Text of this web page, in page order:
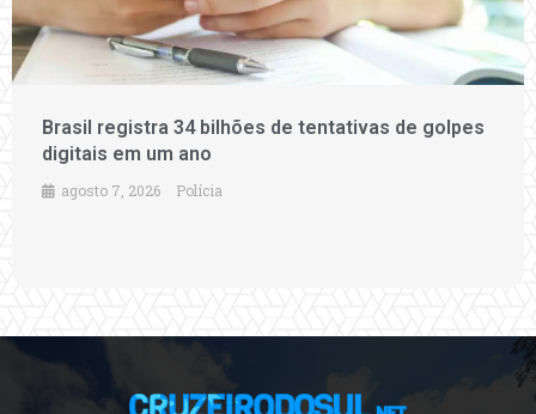
Brasil registra 34 bilhões de tentativas de golpes
digitais em um ano
agosto 7, 2026 Polícia